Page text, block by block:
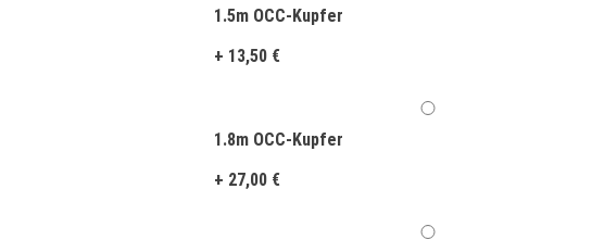
1.5m OCC-Kupfer
+ 13,50 €
1.8m OCC-Kupfer
+ 27,00 €